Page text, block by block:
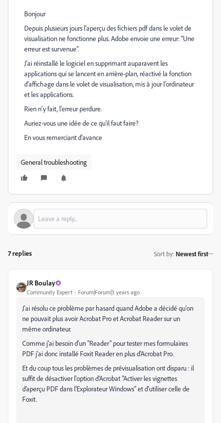
Bonjour
Depuis plusieurs jours l'aperçu des fichiers pdf dans le volet de
visualisation ne fonctionne plus. Adobe envoie une erreur: "Une
erreur est survenue".
J'ai réinstallé le logiciel en supprimant auparavent les
applications qui se lancent en arrière-plan, réactivé la fonction
d'affichage dans le volet de visualisation, mis à jour l'ordinateur
et les applications.
Rien n'y fait, l'erreur perdure.
Auriez-vous une idée de ce qu'il faut faire?
En vous remerciant d'avance
General troubleshooting
7 replies Sort by: Newest first
JR Boulay
Community Expert Forum|Forum|3 years ago
J'ai résolu ce problème par hasard quand Adobe a décidé qu'on
ne pouvait plus avoir Acrobat Pro et Acrobat Reader sur un
même ordinateur.
Comme j'ai besoin d'un "Reader" pour tester mes formulaires
PDF j'ai donc installé Foxit Reader en plus d'Acrobat Pro.
Et du coup tous les problèmes de prévisualisation ont disparu : il
suffit de désactiver l'option d'Acrobat "Activer les vignettes
d’aperçu PDF dans l’Explorateur Windows" et d'utiliser celle de
Foxit.